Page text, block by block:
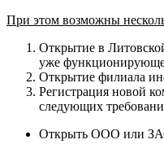
При этом возможны
Открытие в
уже
Открытие филиала
Регистрация новой
следующих
Открыть ООО или